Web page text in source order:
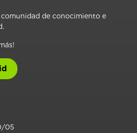
de conocimiento e
05